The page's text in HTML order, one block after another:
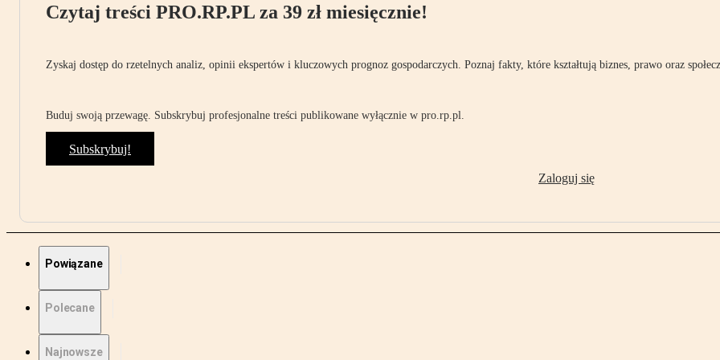
Czytaj treści PRO.RP.PL za 39 zł miesięcznie!
Zyskaj dostęp do rzetelnych analiz, opinii ekspertów i kluczowych prognoz gospodarczych. Poznaj fakty, które kształtują biznes, prawo oraz
Buduj swoją przewagę. Subskrybuj profesjonalne treści publikowane wyłącznie w pro.rp.pl.
Subskrybuj!
Zaloguj się
Powiązane
Polecane
Najnowsze